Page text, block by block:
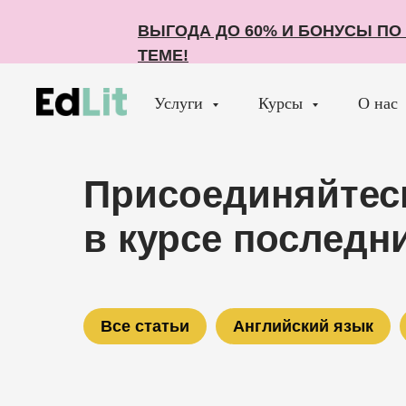
ВЫГОДА ДО 60% И БОНУСЫ
ТЕМЕ!
ВЫГОДА ДО 60% И БОНУСЫ
ТЕМЕ!
Услуги Курсы О нас
в курсе
Все статьи Английский язык